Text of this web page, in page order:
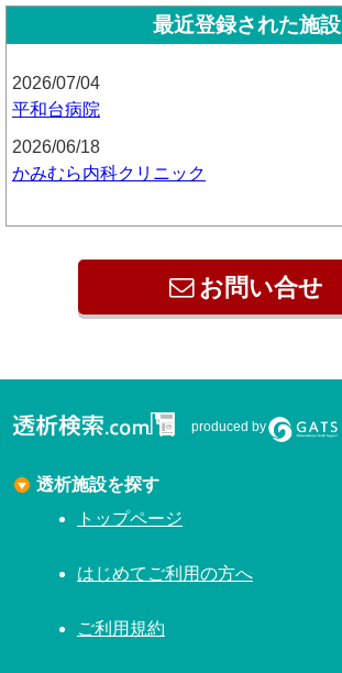
最近登録された施設
2026/07/04
平和台病院
2026/06/18
かみむら内科クリニック
お問い合せ
produced by
透析施設を探す
トップページ
はじめてご利用の方へ
ご利用規約